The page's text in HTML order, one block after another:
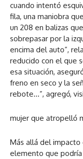
cuando intentó
fila, una maniobra
un 208 en balizas
sobrepasar por la
encima del auto”,
reducido con el que
esa situación,
freno en seco y la
rebote…”, agregó,
mujer que atropelló
Más allá del
elemento que